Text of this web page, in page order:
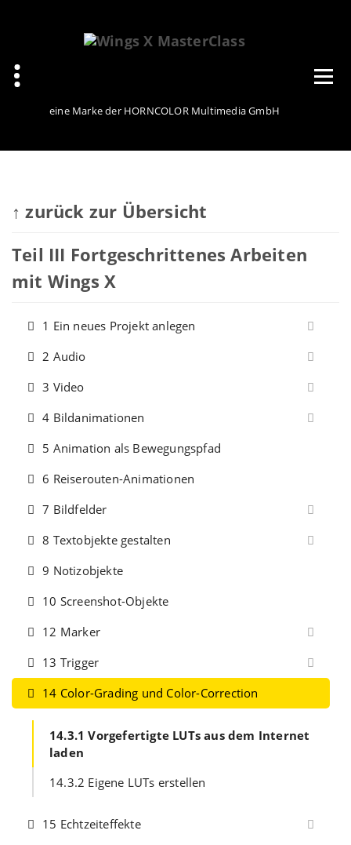
eine Marke der HORNCOLOR Multimedia GmbH
↑ zurück zur Übersicht
Teil III Fortgeschrittenes Arbeiten
mit Wings X
1 Ein neues Projekt anlegen
2 Audio
3 Video
4 Bildanimationen
5 Animation als Bewegungspfad
6 Reiserouten-Animationen
7 Bildfelder
8 Textobjekte gestalten
9 Notizobjekte
10 Screenshot-Objekte
12 Marker
13 Trigger
14 Color-Grading und Color-Correction
14.3.1 Vorgefertigte LUTs aus dem Internet
laden
14.3.2 Eigene LUTs erstellen
15 Echtzeiteffekte